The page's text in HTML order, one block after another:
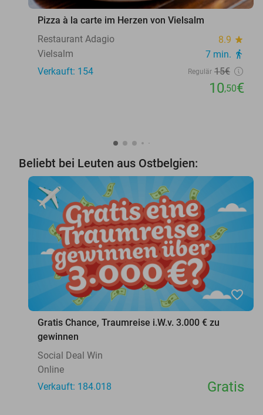
Pizza à la carte im Herzen von Vielsalm
Restaurant Adagio
8.9 star
Vielsalm 7 min. directions_walk
Verkauft: 154 Regulär 15€
10,50€
Beliebt bei Leuten aus Ostbelgien:
favorite_border
Gratis Chance, Traumreise i.W.v. 3.000 € zu
gewinnen
Social Deal Win
Online
Verkauft: 184.018
Gratis